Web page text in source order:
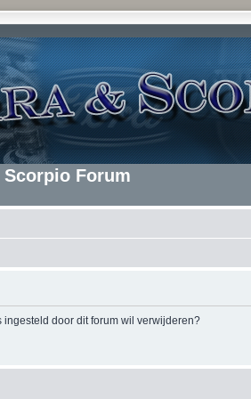
Forum
ingesteld door dit forum wil verwijderen?